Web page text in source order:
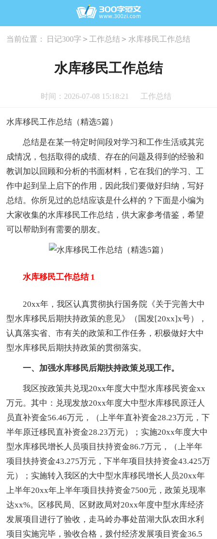
当前位置： 日记300字 > 工作总结 > 水库移民工作总结
水库移民工作总结
时间：2026-07-08 15:18:21 工作总结
水库移民工作总结（精选5篇）
总结是在某一特定时间段对学习和工作生活或其完
成情况，包括取得的成绩、存在的问题及得到的经验和
教训加以回顾和分析的书面材料，它在我们的学习、工
作中起到呈上启下的作用，因此我们要做好归纳，写好
总结。你所见过的总结应该是什么样的？下面是小编为
大家收集的水库移民工作总结，供大家参考借鉴，希望
可以帮助到有需要的朋友。
水库移民工作总结 1
20xx年，我区认真贯彻执行国务院《关于完善大中
型水库移民后期扶持政策的意见》（国发[20xx]x号），
认真落实省、市有关的政策和工作任务，积极做好大中
型水库移民后期扶持政策的贯彻落实。
一、加强水库移民后期扶持政策兑现工作。
我区按政策共兑现20xx年度大中型水库移民资金xx
万元。其中：兑现发放20xx年度大中型水库移民原迁人
员直补资金56.46万元，（上半年直补资金28.23万元，下
半年原迁移民直补资金28.23万元）；实施20xx年度大中
型水库移民增长人员项目扶持资金86.7万元，（上半年
项目扶持资金43.275万元，下半年项目扶持资金43.425万
元）；实施转入我区的大中型水库移民增长人员20xx年
上半年20xx年上半年项目扶持资金7500元，政策兑现率
达xx%。区移民局、区财政局对20xx年度中型水库经济
发展项目进行了验收，走马岭办事处苗湖大队农田水利
项目实施完毕，验收合格，拨付经济发展项目资金36.5